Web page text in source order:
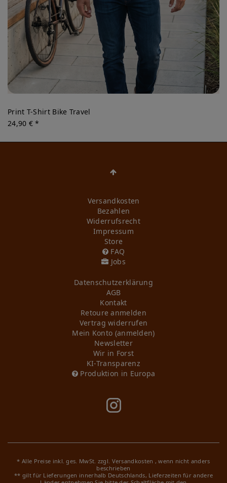
Print T-Shirt Bike Travel
24,90 € *
Versandkosten
Bezahlen
Widerrufs­recht
Impressum
Store
FAQ
Jobs
Daten­schutz­erklärung
AGB
Kontakt
Retoure anmelden
Vertrag widerrufen
Mein Konto (anmelden)
Newsletter
Wir in Forst
KI-Transparenz
Produktion in Europa
* Alle Preise inkl. ges. MwSt. zzgl. Versandkosten , wenn nicht anders
beschrieben
** gilt für Lieferungen innerhalb Deutschlands, Lieferzeiten für andere